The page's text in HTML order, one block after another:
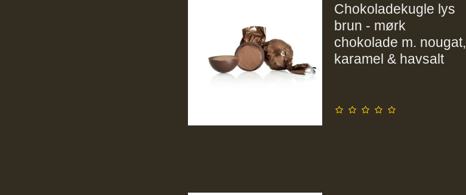
Chokoladekugle lys
brun - mørk
chokolade m. nougat,
karamel & havsalt